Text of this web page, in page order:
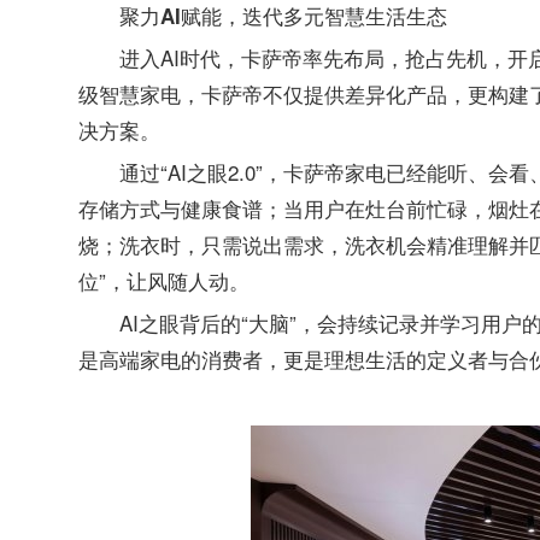
聚力AI赋能，迭代多元智慧生活生态
进入AI时代，卡萨帝率先布局，抢占先机，
级智慧家电，卡萨帝不仅提供差异化产品，更构
决方案。
通过“AI之眼2.0”，卡萨帝家电已经能听、会
存储方式与健康食谱；当用户在灶台前忙碌，烟
烧；洗衣时，只需说出需求，洗衣机会精准理解
位”，让风随人动。
AI之眼背后的“大脑”，会持续记录并学习用
是高端家电的消费者，更是理想生活的定义者与合